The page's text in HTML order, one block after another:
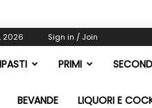
2026 Sign in / Join
PRIMI
BEVANDE LIQUORI E